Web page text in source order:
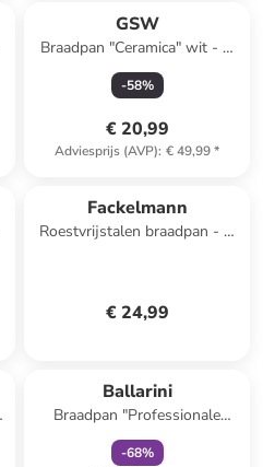
GSW
Braadpan "Ceramica" wit - Ø
24 cm
-58%
€ 20,99
Adviesprijs (AVP): € 49,99*
Fackelmann
Roestvrijstalen braadpan - Ø
€ 24,99
Ballarini
Braadpan "Professionale
2800" zilverkleurig - Ø 32 cm
-68%